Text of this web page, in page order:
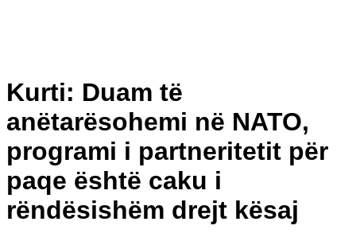
Kurti: Duam të
anëtarësohemi në NATO,
programi i partneritetit për
paqe është caku i
rëndësishëm drejt kësaj